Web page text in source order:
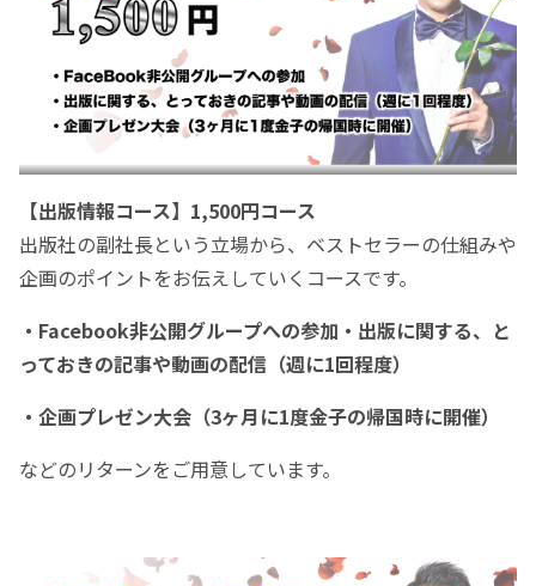
【出版情報コース】1,500円コース
出版社の副社長という立場から、ベストセラーの仕組みや
企画のポイントをお伝えしていくコースです。
・Facebook非公開グループへの参加・出版に関する、と
っておきの記事や動画の配信（週に1回程度）
・企画プレゼン大会（3ヶ月に1度金子の帰国時に開催）
などのリターンをご用意しています。